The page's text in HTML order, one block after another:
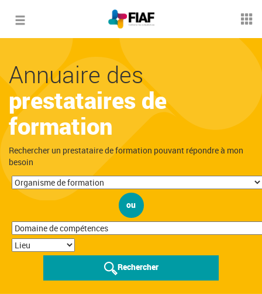
Toggle
Annuaire des
prestataires de
formation
Rechercher un prestataire de formation pouvant répondre à mon
besoin
ou
Rechercher